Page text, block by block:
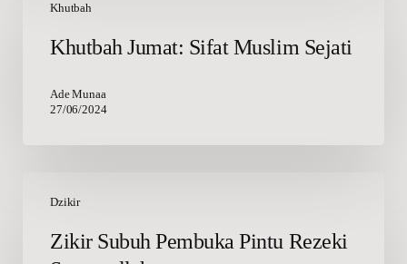
Khutbah
Jumat:
MuslimKhutbah Jumat: Sifat Muslim Sejati
Ade Munaa
27/06/2024
Dzikir
Subuh
PintuZikir Subuh Pembuka Pintu Rezeki